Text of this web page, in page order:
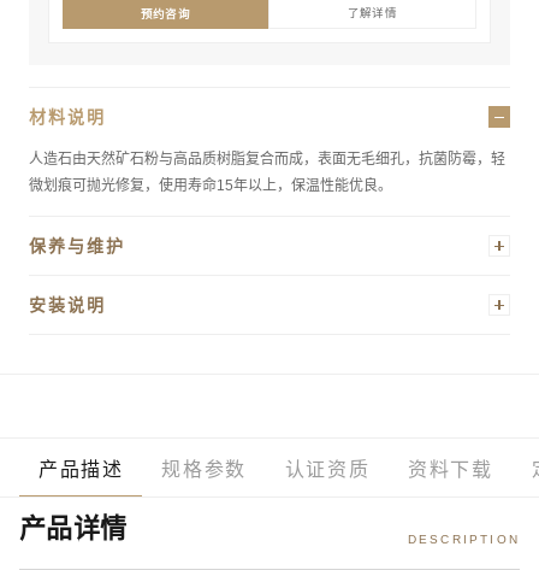
预约咨询 了解详情
材料说明
人造石由天然矿石粉与高品质树脂复合而成，表面无毛细孔，抗菌防霉，轻
微划痕可抛光修复，使用寿命15年以上，保温性能优良。
保养与维护
复，建议每年深度保养一次，保持如新光泽。
安装说明
产品描述 规格参数 认证资质 资料下载
产品详情 DESCRIPTION